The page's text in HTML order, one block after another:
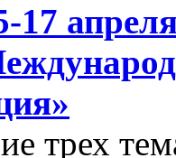
17
трех